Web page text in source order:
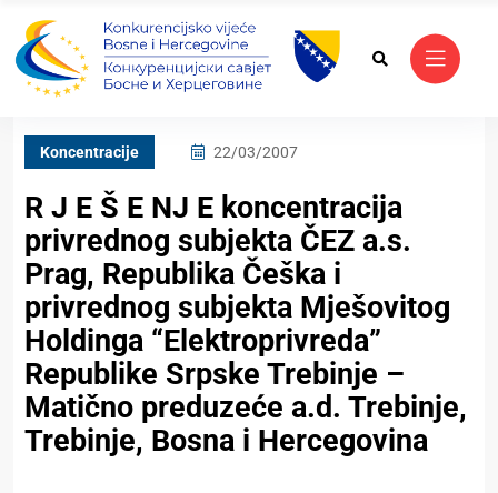
Koncentracije 22/03/2007
R J E Š E NJ E koncentracija
privrednog subjekta ČEZ a.s.
Prag, Republika Češka i
privrednog subjekta Mješovitog
Holdinga “Elektroprivreda”
Republike Srpske Trebinje –
Matično preduzeće a.d. Trebinje,
Trebinje, Bosna i Hercegovina